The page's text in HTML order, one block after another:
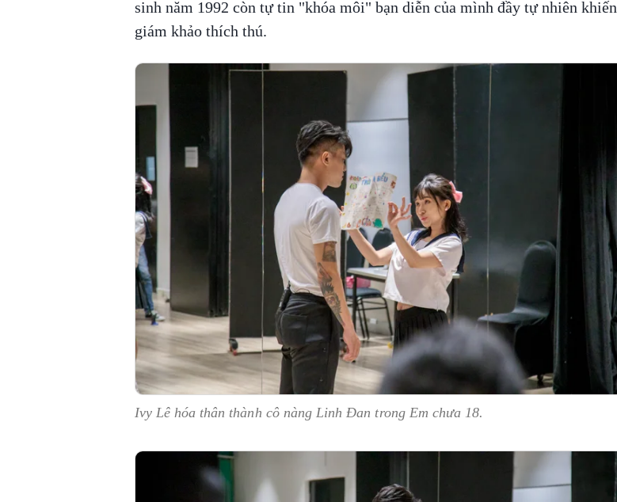
sinh năm 1992 còn tự tin "khóa môi" bạn diễn của mình đầy tự nhiên khiến
giám khảo thích thú.
Ivy Lê hóa thân thành cô nàng Linh Đan trong Em chưa 18.